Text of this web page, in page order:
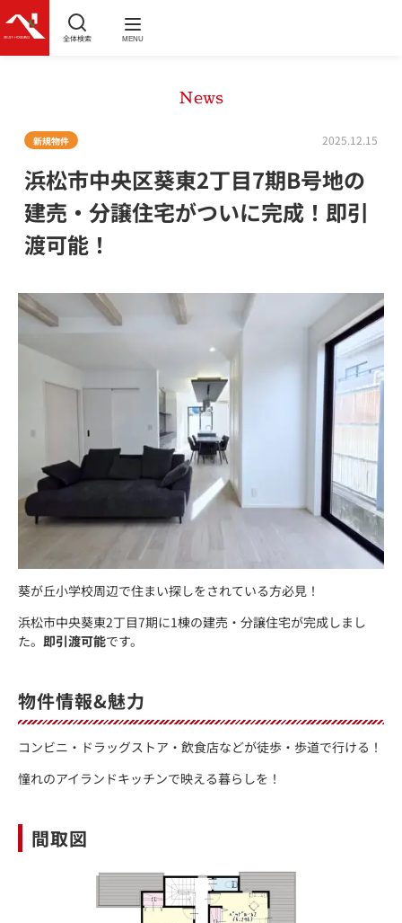
全体検索 MENU
News
新規物件 2025.12.15
浜松市中央区葵東2丁目7期B号地の
建売・分譲住宅がついに完成！即引
渡可能！
葵が丘小学校周辺で住まい探しをされている方必見！
浜松市中央葵東2丁目7期に1棟の建売・分譲住宅が完成しまし
た。 即引渡可能です。
物件情報&魅力
コンビニ・ドラッグストア・飲食店などが徒歩・歩道で行ける！
憧れのアイランドキッチンで映える暮らしを！
間取図